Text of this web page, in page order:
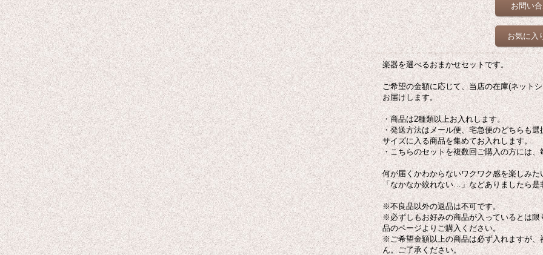
お問い
お気に入
楽器を選べるおまかせセットです。
ご希望の金額に応じて、当店の在庫(ネット
お届けします。
・商品は2種類以上お入れします。
・発送方法はメール便、宅急便のどちらも
サイズに入る商品を集めてお入れします。
・こちらのセットを複数回ご購入の方には
何が届くかわからないワクワク感を楽しみ
「なかなか絞れない…」などありましたら是
※不良品以外の返品は不可です。
※必ずしもお好みの商品が入っているとは
品のページよりご購入ください。
※ご希望金額以上の商品は必ず入れますが
ん。ご了承ください。